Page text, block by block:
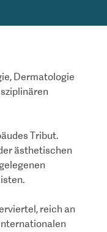
Dermatologie
Tribut.
ästhetischen
reich an